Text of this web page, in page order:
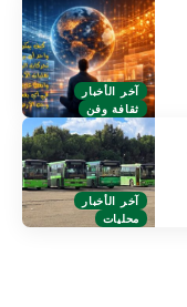
آخر الأخبار
ثقافة وفن
آخر الأخبار
محليات